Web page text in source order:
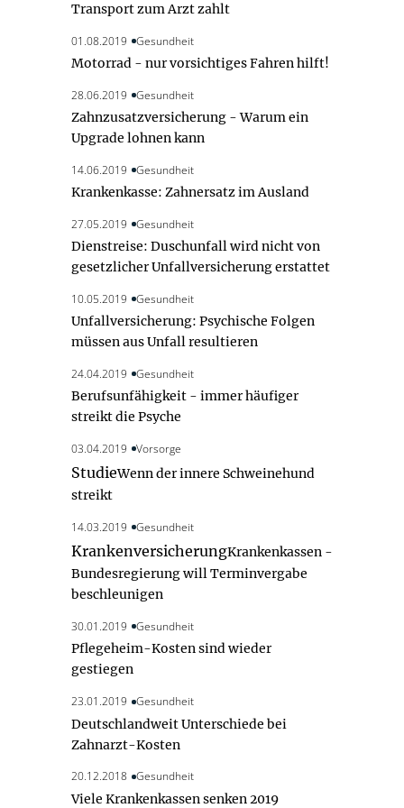
Transport zum Arzt zahlt
01.08.2019 Gesundheit
Motorrad - nur vorsichtiges Fahren hilft!
28.06.2019 Gesundheit
Zahnzusatzversicherung - Warum ein
Upgrade lohnen kann
14.06.2019 Gesundheit
Krankenkasse: Zahnersatz im Ausland
27.05.2019 Gesundheit
Dienstreise: Duschunfall wird nicht von
gesetzlicher Unfallversicherung erstattet
10.05.2019 Gesundheit
Unfallversicherung: Psychische Folgen
müssen aus Unfall resultieren
24.04.2019 Gesundheit
Berufsunfähigkeit - immer häufiger
streikt die Psyche
03.04.2019 Vorsorge
StudieWenn der innere Schweinehund
streikt
14.03.2019 Gesundheit
KrankenversicherungKrankenkassen -
Bundesregierung will Terminvergabe
beschleunigen
30.01.2019 Gesundheit
Pflegeheim-Kosten sind wieder
gestiegen
23.01.2019 Gesundheit
Deutschlandweit Unterschiede bei
Zahnarzt-Kosten
20.12.2018 Gesundheit
Viele Krankenkassen senken 2019